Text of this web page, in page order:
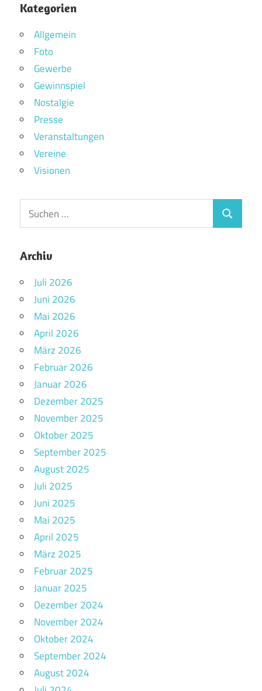
Kategorien
Allgemein
Foto
Gewerbe
Gewinnspiel
Nostalgie
Presse
Veranstaltungen
Vereine
Visionen
Archiv
Juli 2026
Juni 2026
Mai 2026
April 2026
März 2026
Februar 2026
Januar 2026
Dezember 2025
November 2025
Oktober 2025
September 2025
August 2025
Juli 2025
Juni 2025
Mai 2025
April 2025
März 2025
Februar 2025
Januar 2025
Dezember 2024
November 2024
Oktober 2024
September 2024
August 2024